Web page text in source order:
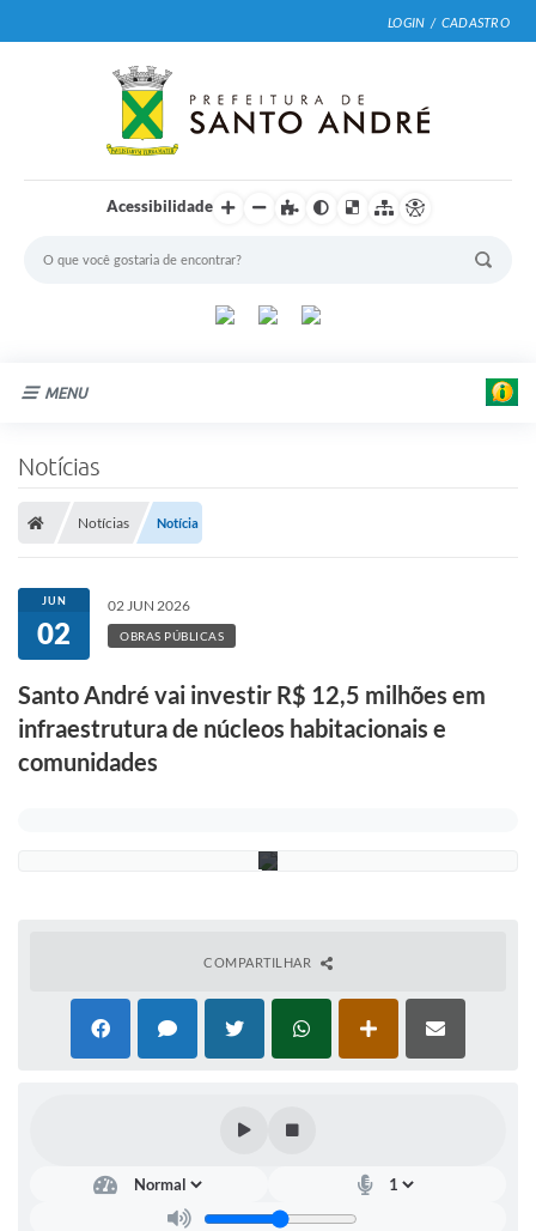
LOGIN / CADASTRO
Acessibilidade
MENU
Portal de Serviços
Transparência
Ônibus
Consultar Processos
Contas Públicas
Contratos
Iluminação Pública
Lei de acesso à informação
Notícias
Notícias Notícia
JUN
02
02 JUN 2026
OBRAS PÚBLICAS
Santo André vai investir R$ 12,5 milhões em
infraestrutura de núcleos habitacionais e
comunidades
A
g
g
COMPARTILHAR